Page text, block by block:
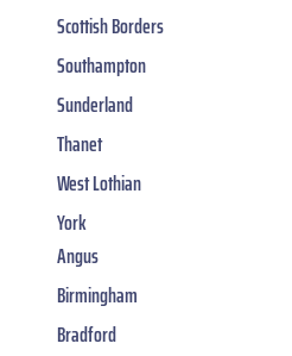
Scottish Borders
Southampton
Sunderland
Thanet
West Lothian
York
Angus
Birmingham
Bradford